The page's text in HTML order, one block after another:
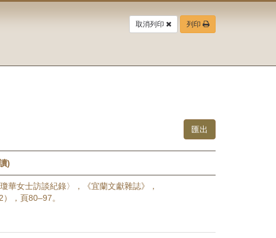
取消列印 列印
)
瓊華女士訪談紀錄〉，《宜蘭文獻雜誌》，
，頁80–97。